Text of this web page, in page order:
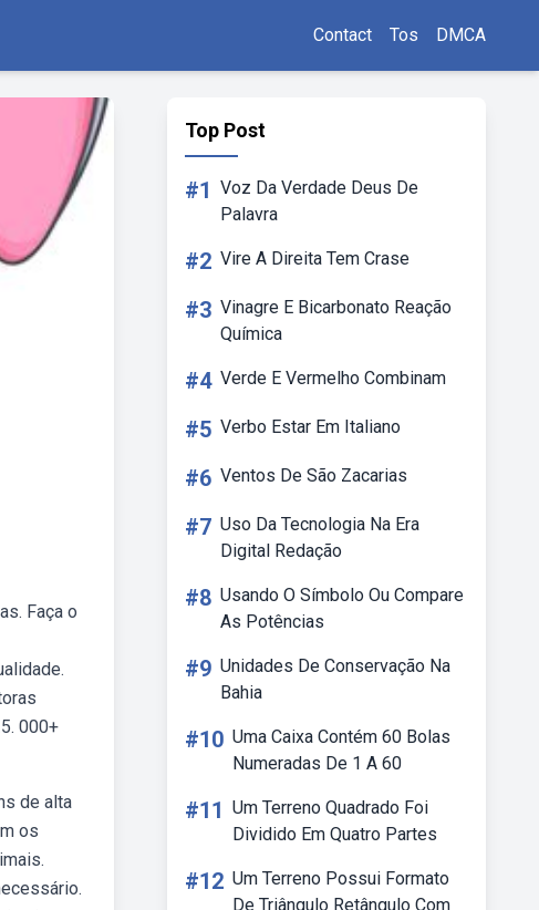
Contact Tos DMCA
Faça o
000+
de alta
os
Top Post
#1 Voz Da Verdade Deus De
Palavra
#2 Vire A Direita Tem Crase
#3 Vinagre E Bicarbonato Reação
Química
#4 Verde E Vermelho Combinam
#5 Verbo Estar Em Italiano
#6 Ventos De São Zacarias
#7 Uso Da Tecnologia Na Era
Digital Redação
#8 Usando O Símbolo Ou Compare
As Potências
#9 Unidades De Conservação Na
Bahia
#10 Uma Caixa Contém 60 Bolas
Numeradas De 1 A 60
#11 Um Terreno Quadrado Foi
Dividido Em Quatro Partes
#12 Um Terreno Possui Formato
De Triângulo Retângulo Com